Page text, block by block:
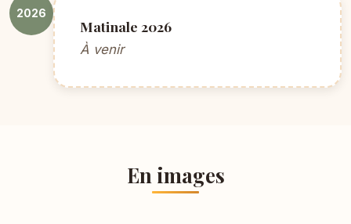
2026
Matinale 2026
À venir
En images